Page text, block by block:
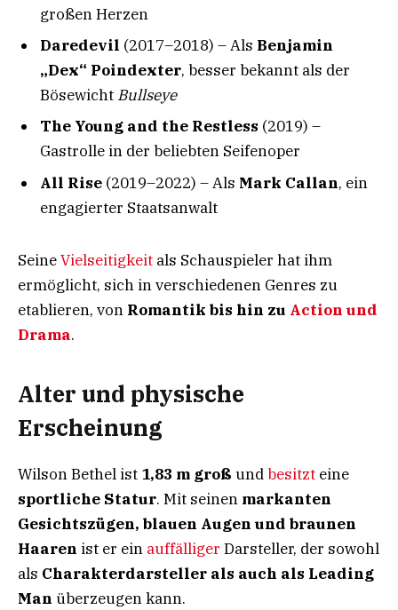
großen Herzen
Daredevil (2017–2018) – Als Benjamin
„Dex“ Poindexter, besser bekannt als der
Bösewicht Bullseye
The Young and the Restless (2019) –
Gastrolle in der beliebten Seifenoper
All Rise (2019–2022) – Als Mark Callan, ein
engagierter Staatsanwalt
SeineVielseitigkeit als Schauspieler hat ihm
ermöglicht, sich in verschiedenen Genres zu
etablieren, von Romantik bis hin zu Action und
Drama.
Alter und physische
Erscheinung
Wilson Bethel ist 1,83 m groß undbesitzt eine
sportliche Statur. Mit seinen markanten
Gesichtszügen, blauen Augen und braunen
Haaren ist er ein auffälliger Darsteller, der sowohl
als Charakterdarsteller als auch als Leading
Man überzeugen kann.